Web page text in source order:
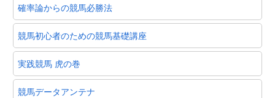
確率論からの競馬必勝法
競馬初心者のための競馬基礎講座
実践競馬 虎の巻
競馬データアンテナ